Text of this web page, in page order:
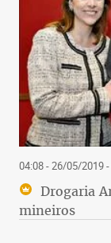
04:08 - 26/05/2019
Drogaria
mineiros